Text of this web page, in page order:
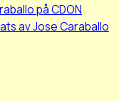
på CDON
av Jose Caraballo